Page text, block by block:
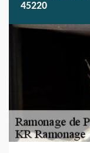
45220